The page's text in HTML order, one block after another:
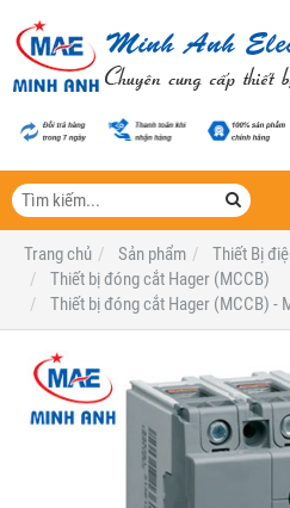
Trang chủ
Sản phẩm
Thiết Bị
Thiết bị đóng cắt Hager (MCCB)
Thiết bị đóng cắt Hager (MCCB) -